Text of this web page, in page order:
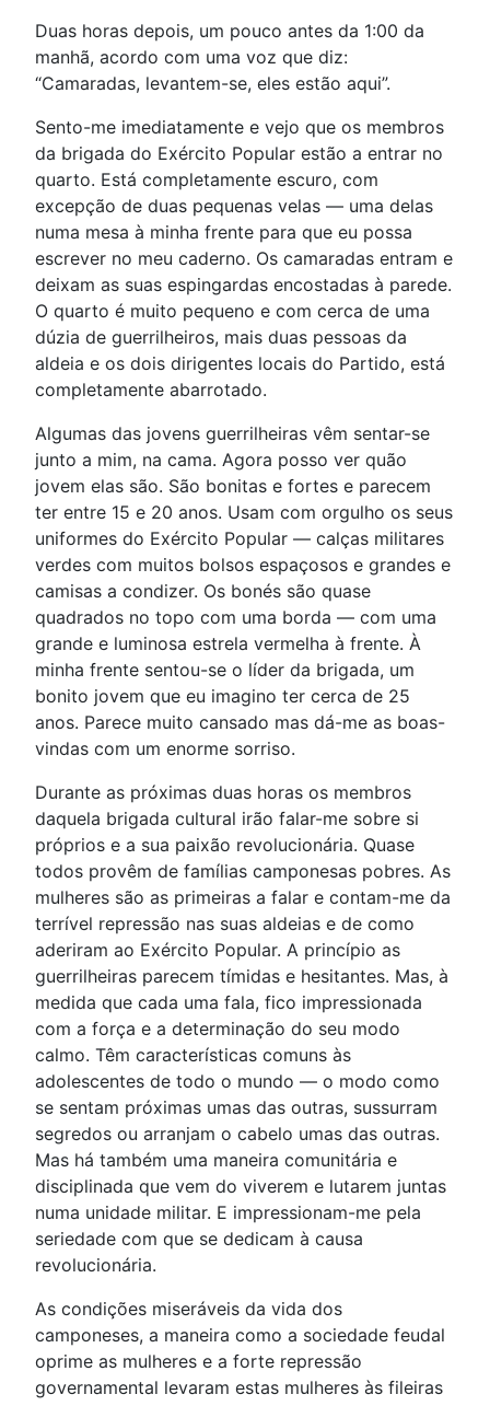
Duas horas depois, um pouco antes da 1:00 da
manhã, acordo com uma voz que diz:
“Camaradas, levantem-se, eles estão aqui”.
Sento-me imediatamente e vejo que os membros
da brigada do Exército Popular estão a entrar no
quarto. Está completamente escuro, com
excepção de duas pequenas velas — uma delas
numa mesa à minha frente para que eu possa
escrever no meu caderno. Os camaradas entram e
deixam as suas espingardas encostadas à parede.
O quarto é muito pequeno e com cerca de uma
dúzia de guerrilheiros, mais duas pessoas da
aldeia e os dois dirigentes locais do Partido, está
completamente abarrotado.
Algumas das jovens guerrilheiras vêm sentar-se
junto a mim, na cama. Agora posso ver quão
jovem elas são. São bonitas e fortes e parecem
ter entre 15 e 20 anos. Usam com orgulho os seus
uniformes do Exército Popular — calças militares
verdes com muitos bolsos espaçosos e grandes e
camisas a condizer. Os bonés são quase
quadrados no topo com uma borda — com uma
grande e luminosa estrela vermelha à frente. À
minha frente sentou-se o líder da brigada, um
bonito jovem que eu imagino ter cerca de 25
anos. Parece muito cansado mas dá-me as boas-
vindas com um enorme sorriso.
Durante as próximas duas horas os membros
daquela brigada cultural irão falar-me sobre si
próprios e a sua paixão revolucionária. Quase
todos provêm de famílias camponesas pobres. As
mulheres são as primeiras a falar e contam-me da
terrível repressão nas suas aldeias e de como
aderiram ao Exército Popular. A princípio as
guerrilheiras parecem tímidas e hesitantes. Mas, à
medida que cada uma fala, fico impressionada
com a força e a determinação do seu modo
calmo. Têm características comuns às
adolescentes de todo o mundo — o modo como
se sentam próximas umas das outras, sussurram
segredos ou arranjam o cabelo umas das outras.
Mas há também uma maneira comunitária e
disciplinada que vem do viverem e lutarem juntas
numa unidade militar. E impressionam-me pela
seriedade com que se dedicam à causa
revolucionária.
As condições miseráveis da vida dos
camponeses, a maneira como a sociedade feudal
oprime as mulheres e a forte repressão
governamental levaram estas mulheres às fileiras